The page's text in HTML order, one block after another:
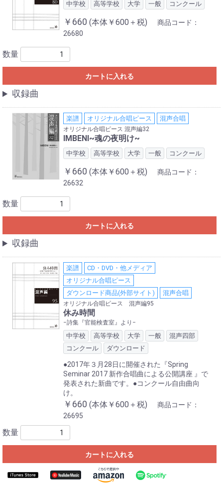
中学校 高等学校 大学 一般 コンクール
￥660 (本体￥600＋税)
商品コード：
26680
数量
カートに入れる
収録曲
楽譜 オリジナル合唱ピース 混声合唱
オリジナル合唱ピース 混声編32
IMBENI~魂の夜明け~
中学校 高等学校 大学 一般 コンクール
￥660 (本体￥600＋税)
商品コード：
26632
数量
カートに入れる
収録曲
楽譜
CD・DVD・他メディア
オリジナル合唱ピース
ダウンロード商品(外部サイト)
混声合唱
オリジナル合唱ピース 混声編95
休み時間
−詩集『官能検査室』より−
中学校 高等学校 大学 一般
混声四部
コンクール
ダウンロード
●2017年３月28日に開催された『Spring
Seminar 2017 新作合唱曲による公開講座 』で
発表された新曲です。●コンクール自由曲向
け。
￥660 (本体￥600＋税)
商品コード：
26695
数量
カートに入れる